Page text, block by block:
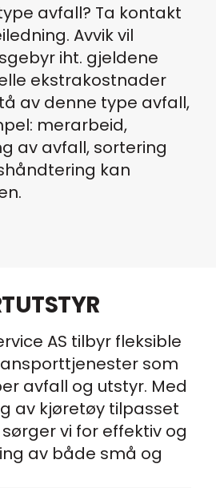
avfall? Ta kontakt
Avvik vil
iht. gjeldene
ekstrakostnader
av denne type avfall,
merarbeid,
av avfall, sortering
kan
AS tilbyr fleksible
som
avfall og utstyr. Med
av kjøretøy tilpasset
vi for effektiv og
av både små og